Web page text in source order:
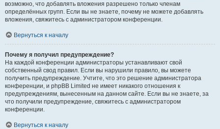
возможно, что добавлять вложения разрешено только членам
определённых групп. Если вы не знаете, почему не можете добавлять
вложения, свяжитесь с администратором конференции.
Вернуться к началу
Почему я получил предупреждение?
На каждой конференции администраторы устанавливают свой
собственный свод правил. Если вы нарушили правило, вы можете
получить предупреждение. Учтите, что это решение администратора
конференции, и phpBB Limited не имеет никакого отношения к
предупреждениям, вынесенным на данном сайте. Если вы не знаете, за
что получили предупреждение, свяжитесь с администратором
конференции.
Вернуться к началу